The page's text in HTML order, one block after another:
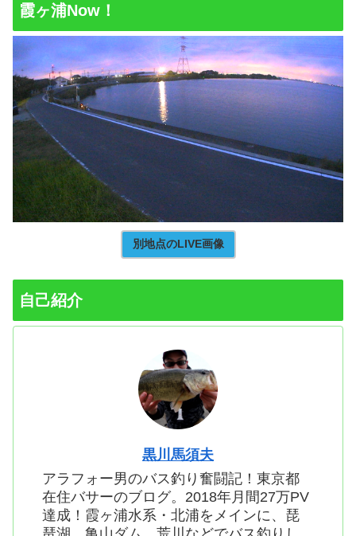
霞ヶ浦Now！
別地点のLIVE画像
自己紹介
黒川馬須夫
アラフォー男のバス釣り奮闘記！東京都
在住バサーのブログ。2018年月間27万PV
達成！霞ヶ浦水系・北浦をメインに、琵